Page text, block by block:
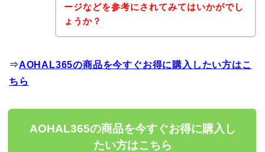
ージなどを参考にされてみてはいかがでし
ょうか？
⇒AOHAL365の商品を今すぐお得に購入したい方はこ
ちら
AOHAL365の商品を今すぐお得に購入し
たい方はこちら